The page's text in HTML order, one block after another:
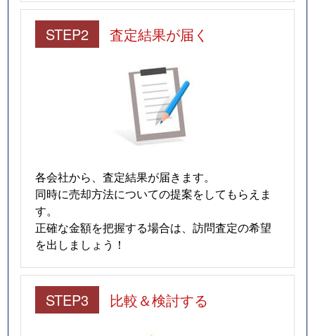
STEP2 査定結果が届く
各会社から、査定結果が届きます。
同時に売却方法についての提案をしてもらえま
す。
正確な金額を把握する場合は、訪問査定の希望
を出しましょう！
STEP3 比較＆検討する